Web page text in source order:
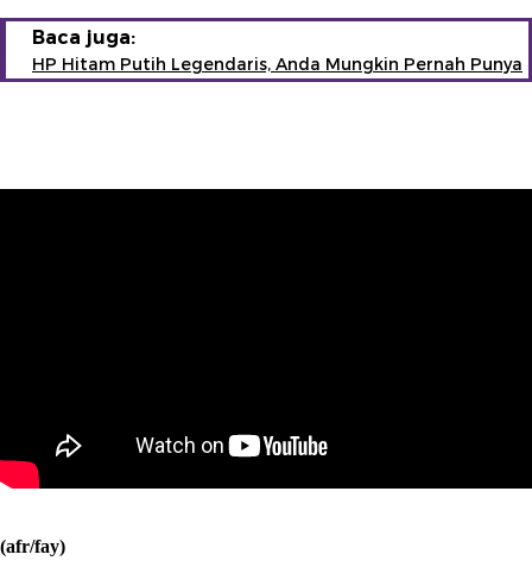
Baca juga:
HP Hitam Putih Legendaris, Anda Mungkin Pernah Punya
(afr/fay)